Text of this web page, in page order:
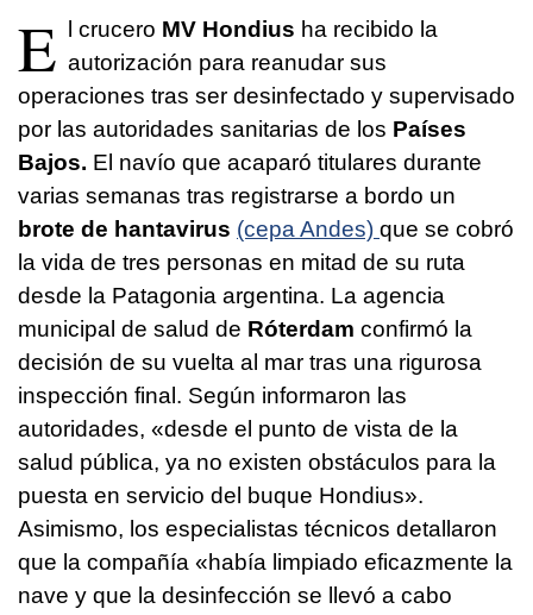
E l crucero MV Hondius ha recibido la
autorización para reanudar sus
operaciones tras ser desinfectado y supervisado
por las autoridades sanitarias de los Países
Bajos. El navío que acaparó titulares durante
varias semanas tras registrarse a bordo un
brote de hantavirus (cepa Andes) que se cobró
la vida de tres personas en mitad de su ruta
desde la Patagonia argentina. La agencia
municipal de salud de Róterdam confirmó la
decisión de su vuelta al mar tras una rigurosa
inspección final. Según informaron las
autoridades, «desde el punto de vista de la
salud pública, ya no existen obstáculos para la
puesta en servicio del buque Hondius».
Asimismo, los especialistas técnicos detallaron
que la compañía «había limpiado eficazmente la
nave y que la desinfección se llevó a cabo